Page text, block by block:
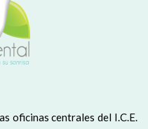
oficinas centrales del I.C.E.